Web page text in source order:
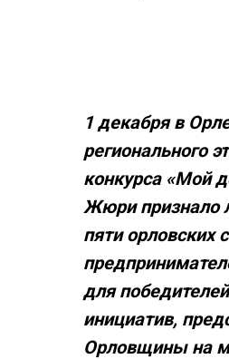
1 декабря в
регионального
конкурса «Мой
Жюри признало
пяти орловских
для
инициатив,
Орловщины на